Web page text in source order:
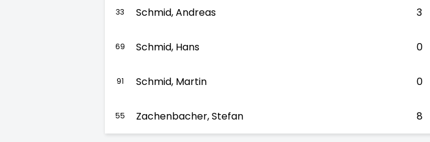
33 Schmid, Andreas 3
69 Schmid, Hans 0
91 Schmid, Martin 0
55 Zachenbacher, Stefan 8